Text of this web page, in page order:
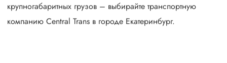
крупногабаритных грузов – выбирайте транспортную
компанию Central Trans в городе Екатеринбург.